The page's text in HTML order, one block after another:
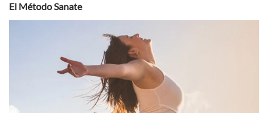
El Método Sanate